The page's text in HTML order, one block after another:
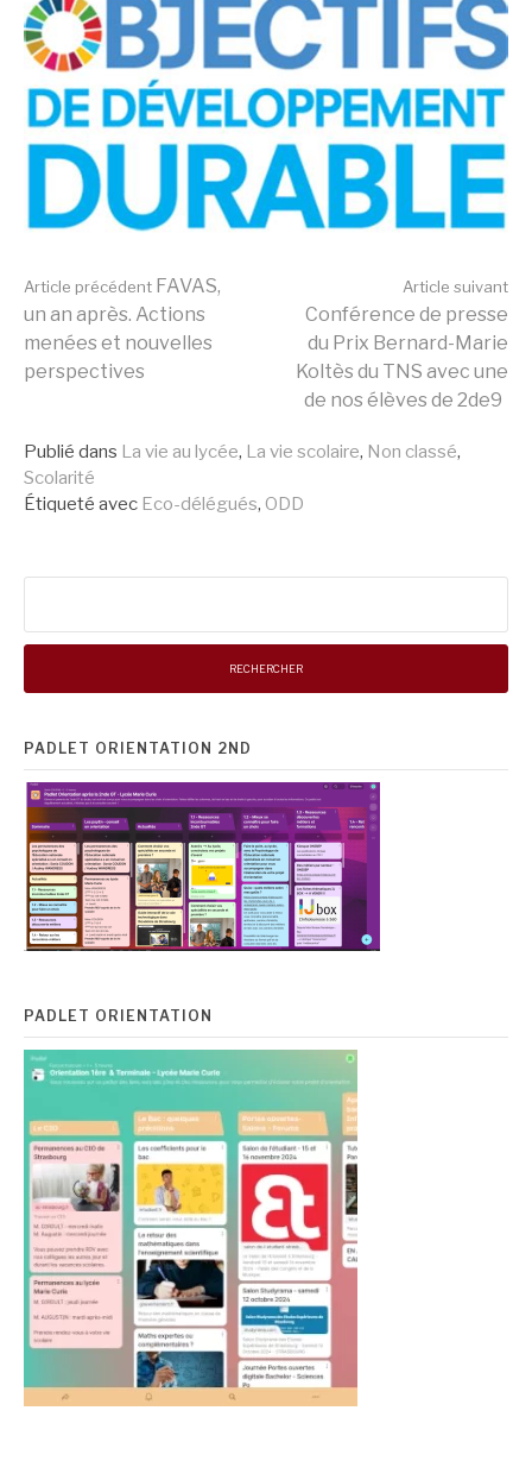
Lire
la
suite
Article précédent FAVAS,
un an après. Actions
menées et nouvelles
perspectives
Article suivant
Conférence de presse
du Prix Bernard-Marie
Koltès du TNS avec une
de nos élèves de 2de9
Publié dans La vie au lycée, La vie scolaire, Non classé,
Scolarité
Étiqueté avec Eco-délégués, ODD
PADLET ORIENTATION 2ND
PADLET ORIENTATION